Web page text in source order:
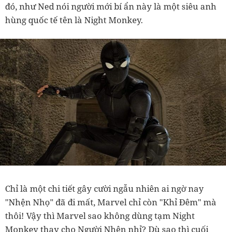
đó, như Ned nói người mới bí ẩn này là một siêu anh
hùng quốc tế tên là Night Monkey.
Chỉ là một chi tiết gây cười ngẫu nhiên ai ngờ nay
"Nhện Nhọ" đã đi mất, Marvel chỉ còn "Khỉ Đêm" mà
thôi! Vậy thì Marvel sao không dùng tạm Night
Monkey thay cho Người Nhện nhỉ? Dù sao thì cuối